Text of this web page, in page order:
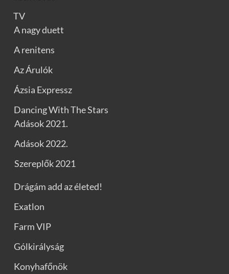
TV
A nagy duett
A renitens
Az Árulók
Ázsia Expressz
Dancing With The Stars
Adások 2021.
Adások 2022.
Szereplők 2021
Drágám add az életed!
Exatlon
Farm VIP
Gólkirályság
Konyhafőnök